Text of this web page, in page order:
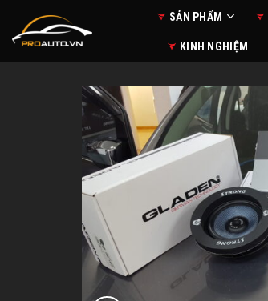
content
SẢN PHẨM
KINH NGHIỆM